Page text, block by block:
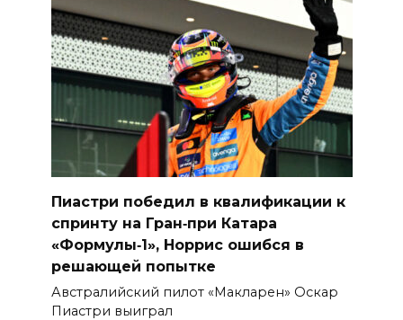
Пиастри победил в квалификации к
спринту на Гран‑при Катара
«Формулы‑1», Норрис ошибся в
решающей попытке
Австралийский пилот «Макларен» Оскар
Пиастри выиграл